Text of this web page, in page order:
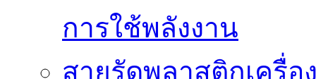
การใช้พลังงาน
สายรัดพลาสติกเครื่